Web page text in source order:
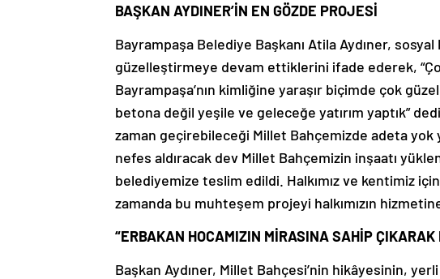
BAŞKAN AYDINER’İN EN GÖZDE PROJESİ
Bayrampaşa Belediye Başkanı Atila Aydıner,
güzelleştirmeye devam ettiklerini ifade ederek,
Bayrampaşa’nın kimliğine yaraşır biçimde çok
betona değil yeşile ve geleceğe yatırım yaptık”
zaman geçirebileceği Millet Bahçemizde adeta
nefes aldıracak dev Millet Bahçemizin inşaatı
belediyemize teslim edildi. Halkımız ve kentimiz
zamanda bu muhteşem projeyi halkımızın
“ERBAKAN HOCAMIZIN MİRASINA SAHİP ÇIKARAK
Başkan Aydıner, Millet Bahçesi’nin hikâyesinin,